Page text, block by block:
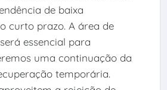
de baixa
curto prazo. A área de
essencial para
uma continuação da
temporária.